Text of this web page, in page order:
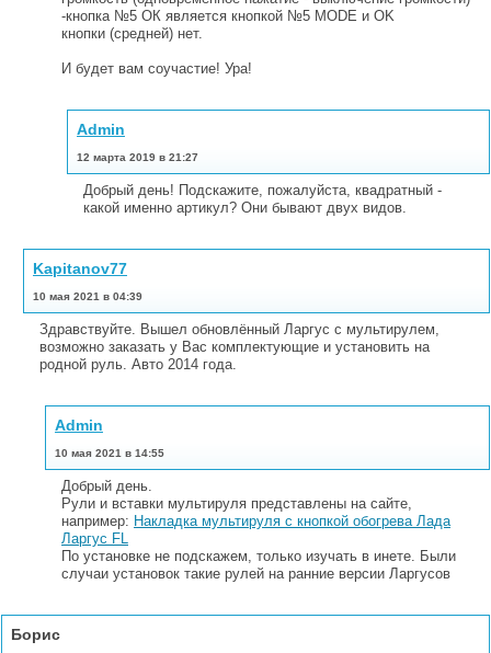
-кнопка №5 ОК является кнопкой №5 MODE и OK
кнопки (средней) нет.
И будет вам соучастие! Ура!
Admin
12 марта 2019 в 21:27
Добрый день! Подскажите, пожалуйста, квадратный -
какой именно артикул? Они бывают двух видов.
Kapitanov77
10 мая 2021 в 04:39
Здравствуйте. Вышел обновлённый Ларгус с мультирулем,
возможно заказать у Вас комплектующие и установить на
родной руль. Авто 2014 года.
Admin
10 мая 2021 в 14:55
Добрый день.
Рули и вставки мультируля представлены на сайте,
например: Накладка мультируля с кнопкой обогрева Лада
Ларгус FL
По установке не подскажем, только изучать в инете. Были
случаи установок такие рулей на ранние версии Ларгусов
Борис